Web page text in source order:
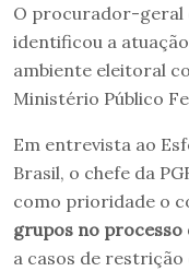
O procurador-geral
identificou a
ambiente eleitoral
Ministério Público
Em entrevista ao
Brasil, o chefe da
como prioridade o
grupos no processo
a casos de restrição